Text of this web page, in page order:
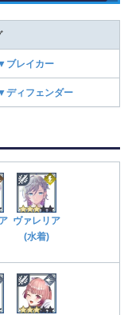
ブレイカー
ディフェンダー
ヴァレリア
(水着)